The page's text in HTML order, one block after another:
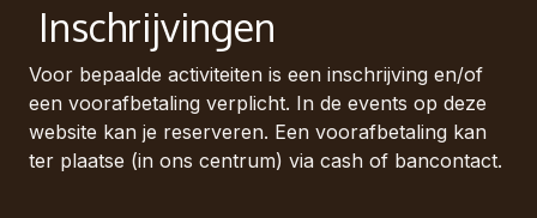
Inschrijvingen
Voor bepaalde activiteiten is een inschrijving en/of
een voorafbetaling verplicht. In de events op deze
website kan je reserveren. Een voorafbetaling kan
ter plaatse (in ons centrum) via cash of bancontact.